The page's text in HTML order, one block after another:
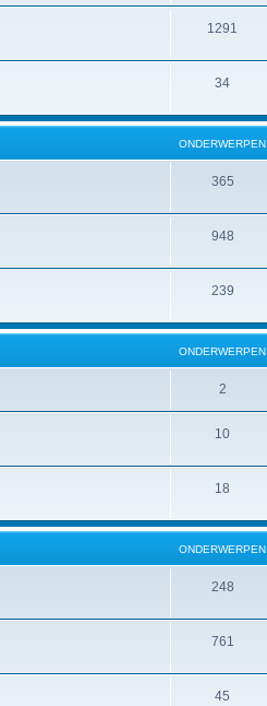
1291
34
ONDERWERPEN
365
948
239
ONDERWERPEN
2
10
18
ONDERWERPEN
248
761
45